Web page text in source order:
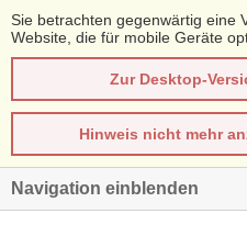
Sie betrachten gegenwärtig eine
Website, die für mobile Geräte
Zur Desktop-
Hinweis nicht mehr
Navigation einblenden